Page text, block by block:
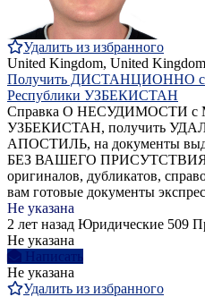
Удалить из избранного
United Kingdom, United Kingdom
Получить ДИСТАНЦИОННО
Республики УЗБЕКИСТАН
Справка О НЕСУДИМОСТИ с
УЗБЕКИСТАН, получить
АПОСТИЛЬ, на документы
БЕЗ ВАШЕГО ПРИСУТСТВИЯ,
оригиналов, дубликатов,
вам готовые документы
Не указана
2 лет назад Юридические 509
Не указана
Написать
Не указана
Удалить из избранного